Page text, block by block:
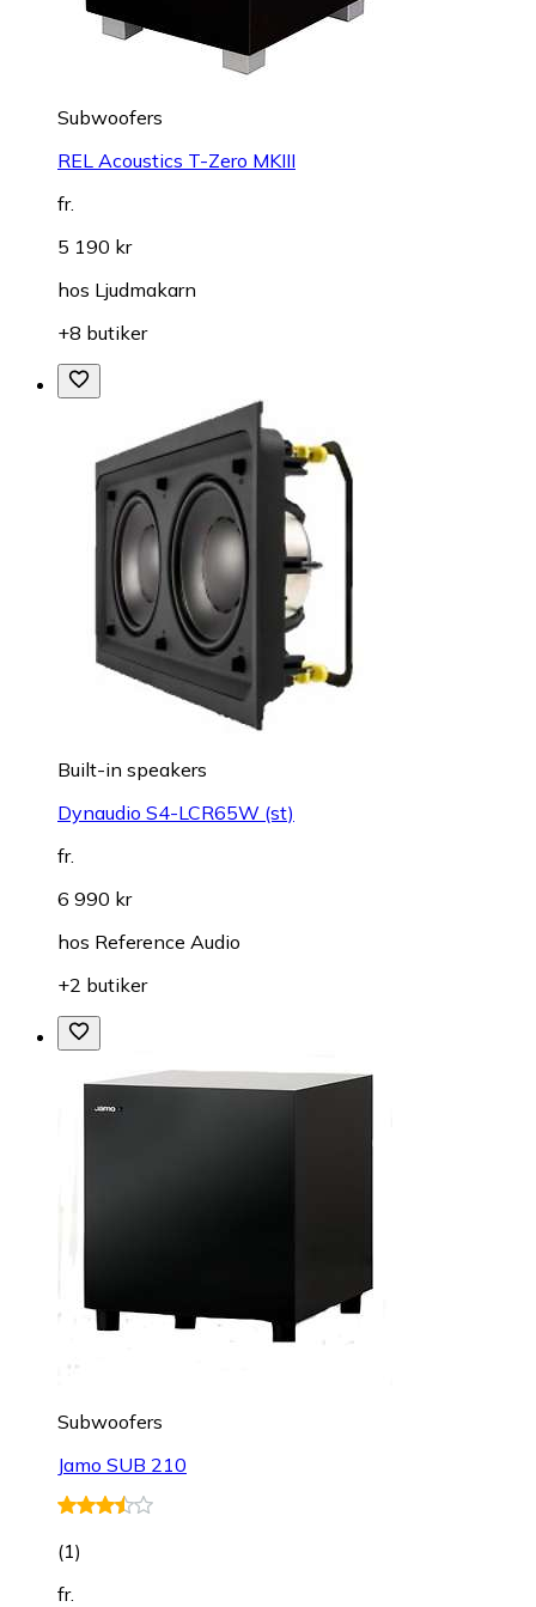
Subwoofers
REL Acoustics T-Zero MKIII
fr.
5 190 kr
hos Ljudmakarn
+8 butiker
Built-in speakers
Dynaudio S4-LCR65W (st)
fr.
6 990 kr
hos Reference Audio
+2 butiker
Subwoofers
Jamo SUB 210
(1)
fr.